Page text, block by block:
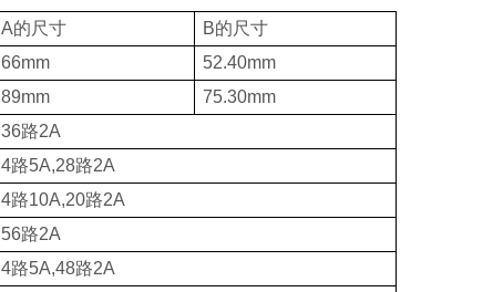
A的尺寸
B的尺寸
66mm
52.40mm
89mm
75.30mm
36路2A
4路5A,28路2A
4路10A,20路2A
56路2A
4路5A,48路2A